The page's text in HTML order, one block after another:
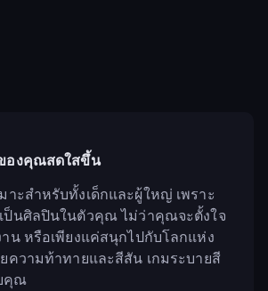
องคุณสดใสขึ้น
าะสำหรับทั้งเด็กและผู้ใหญ่ เพราะ
ป็นศิลปินในตัวคุณ ไม่ว่าคุณจะตั้งใจ
น หรือเพียงแค่สนุกไปกับโลกแห่ง
ความท้าทายและสีสัน เกมระบายสี
คุณ